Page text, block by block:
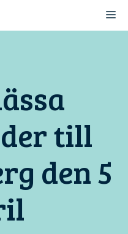
till
den 5